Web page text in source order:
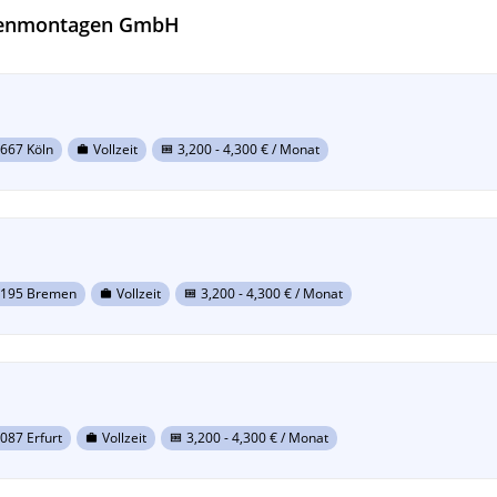
GmbH
Köln work Vollzeit money 3,200-4,300€ / Monat
Bremen work Vollzeit money 3,200-4,300€ / Monat
Erfurt work Vollzeit money 3,200-4,300€ / Monat